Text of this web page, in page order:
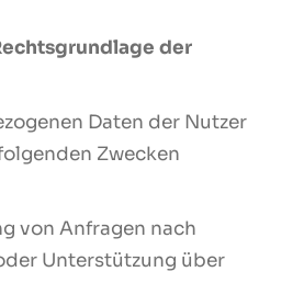
der
Daten der Nutzer
Zwecken
von Anfragen nach
Unterstützung über